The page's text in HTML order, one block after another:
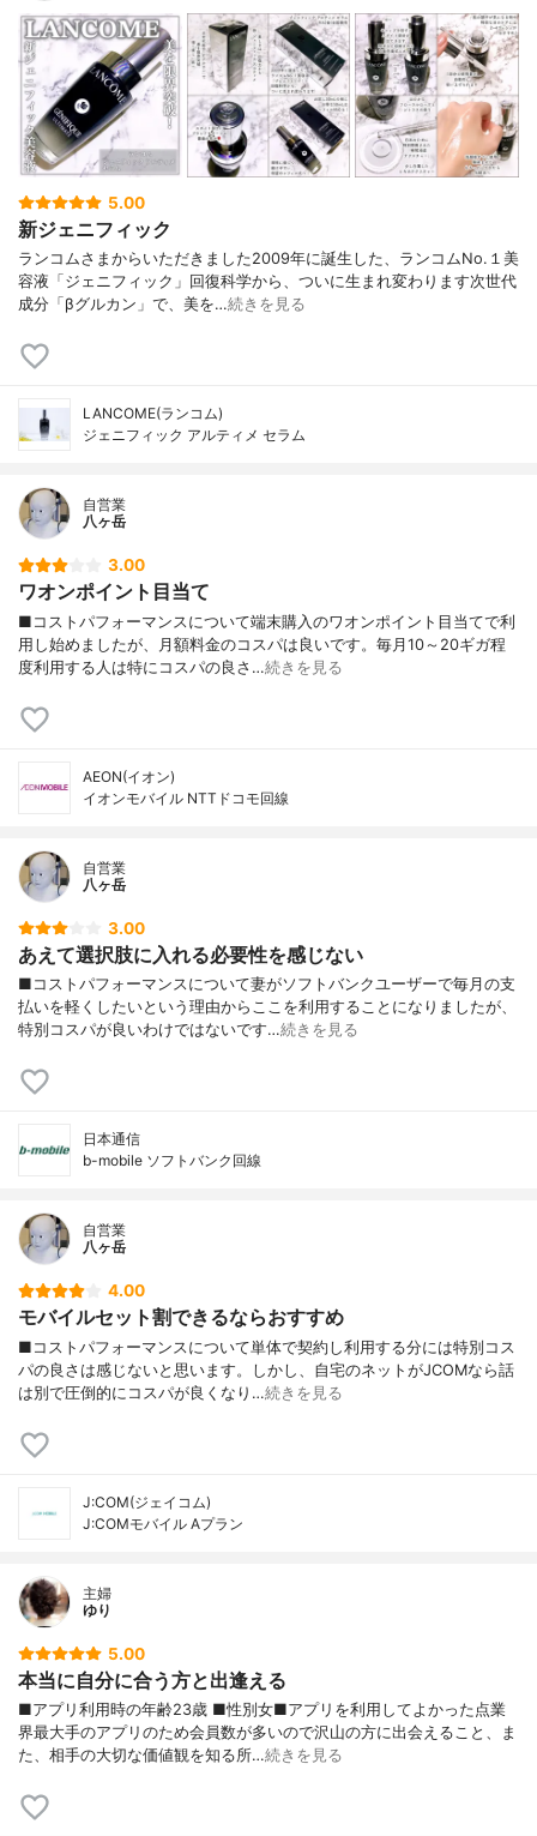
5.00
新ジェニフィック
ランコムさまからいただきました2009年に誕生した、ランコムNo.１美
容液「ジェニフィック」回復科学から、ついに生まれ変わります次世代
成分「βグルカン」で、美を…続きを見る
LANCOME(ランコム)
ジェニフィック アルティメ セラム
自営業
八ヶ岳
3.00
ワオンポイント目当て
■コストパフォーマンスについて端末購入のワオンポイント目当てで利
用し始めましたが、月額料金のコスパは良いです。毎月10～20ギガ程
度利用する人は特にコスパの良さ…続きを見る
AEON(イオン)
イオンモバイル NTTドコモ回線
自営業
八ヶ岳
3.00
あえて選択肢に入れる必要性を感じない
■コストパフォーマンスについて妻がソフトバンクユーザーで毎月の支
払いを軽くしたいという理由からここを利用することになりましたが、
特別コスパが良いわけではないです…続きを見る
日本通信
b-mobile ソフトバンク回線
自営業
八ヶ岳
4.00
モバイルセット割できるならおすすめ
■コストパフォーマンスについて単体で契約し利用する分には特別コス
パの良さは感じないと思います。しかし、自宅のネットがJCOMなら話
は別で圧倒的にコスパが良くなり…続きを見る
J:COM(ジェイコム)
J:COMモバイル Aプラン
主婦
ゆり
5.00
本当に自分に合う方と出逢える
■アプリ利用時の年齢23歳 ■性別女■アプリを利用してよかった点業
界最大手のアプリのため会員数が多いので沢山の方に出会えること、ま
た、相手の大切な価値観を知る所…続きを見る